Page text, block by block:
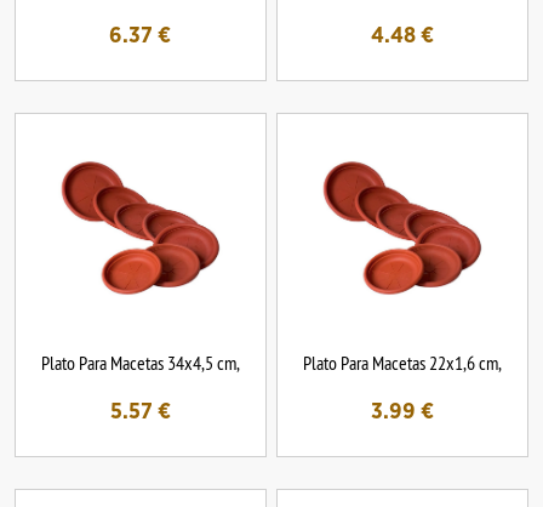
6.37 € 4.48 €
Plato Para Macetas 34x4,5 cm,
5.57 €
Plato Para Macetas 22x1,6 cm,
3.99 €